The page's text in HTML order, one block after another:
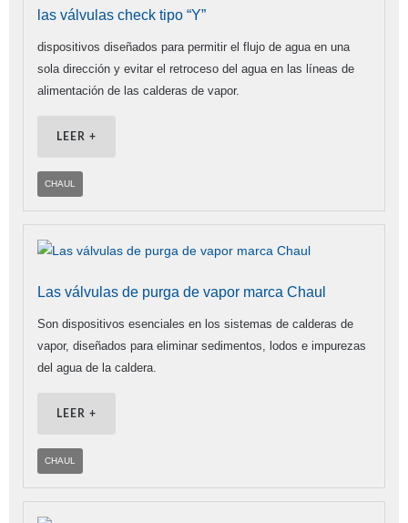
las válvulas check tipo “Y”
dispositivos diseñados para permitir el flujo de agua en una
sola dirección y evitar el retroceso del agua en las líneas de
alimentación de las calderas de vapor.
LEER +
CHAUL
Las válvulas de purga de vapor marca Chaul
Son dispositivos esenciales en los sistemas de calderas de
vapor, diseñados para eliminar sedimentos, lodos e impurezas
del agua de la caldera.
LEER +
CHAUL